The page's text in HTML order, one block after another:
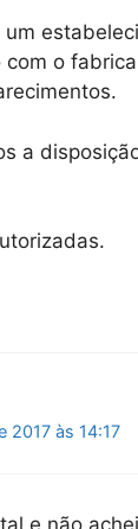
o
a
2017 às 14:17